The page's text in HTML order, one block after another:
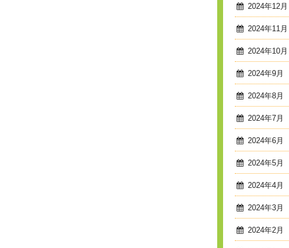
2024年12月
2024年11月
2024年10月
2024年9月
2024年8月
2024年7月
2024年6月
2024年5月
2024年4月
2024年3月
2024年2月